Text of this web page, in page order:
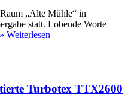
„Alte Mühle“ in
statt. Lobende Worte
» Weiterlesen
Turbotex TTX2600